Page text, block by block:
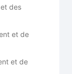
des
et de
et de